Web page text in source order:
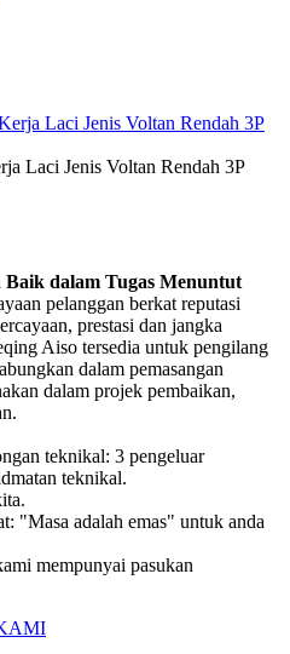
Laci Jenis Voltan Rendah 3P
dalam Tugas Menuntut
pelanggan berkat reputasi
prestasi dan jangka
Aiso tersedia untuk pengilang
dalam pemasangan
dalam projek pembaikan,
teknikal: 3 pengeluar
teknikal.
"Masa adalah emas" untuk anda
mempunyai pasukan